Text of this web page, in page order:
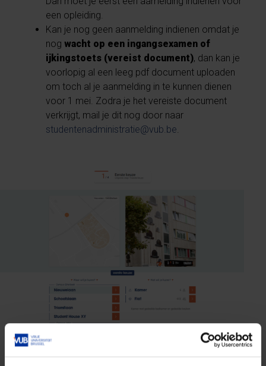
een opleiding.
Kan je nog geen aanmelding indienen omdat je
nogwacht op een ingangsexamen of
ijkingstoets (vereist document), dan kan je
voorlopig al een leeg pdf document uploaden
om toch al je aanmelding in te kunnen dienen
voor 1 mei. Zodra je het vereiste document
verkrijgt, mail je dit nog door naar
studentenadministratie@vub.be.